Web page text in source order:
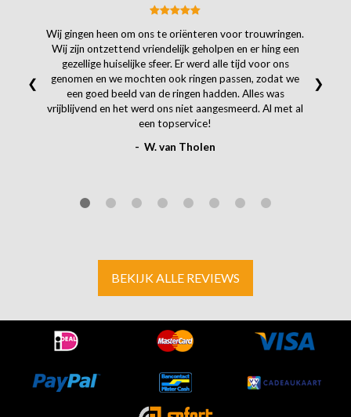
Wij gingen heen om ons te oriënteren voor trouwringen.
Wij zijn ontzettend vriendelijk geholpen en er hing een
gezellige huiselijke sfeer. Er werd alle tijd voor ons
genomen en we mochten ook ringen passen, zodat we
een goed beeld van de ringen hadden. Alles was
vrijblijvend en het werd ons niet aangesmeerd. Al met al
een topservice!
- W. van Tholen
❮ ❯
BEKIJK ALLE REVIEWS